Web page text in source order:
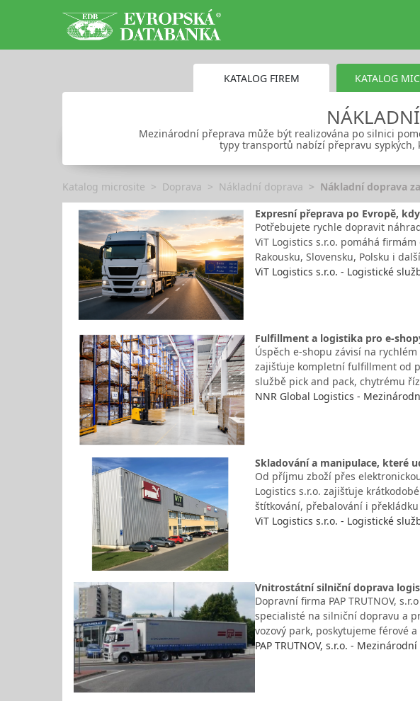
KATALOG FIREM KATALOG
Mezinárodní přeprava může být realizována po silnici
typy transportů nabízí přepravu sypkých,
Katalog microsite Doprava Nákladní doprava Nákladní doprava
Expresní přeprava po Evropě,
Potřebujete rychle dopravit
ViT Logistics s.r.o. pomáhá
Rakousku, Slovensku, Polsku i
ViT Logistics s.r.o. - Logistické
Fulfillment a logistika pro e-
Úspěch e-shopu závisí na
zajišťuje kompletní fulfillment od
službě pick and pack, chytrému
NNR Global Logistics -
Skladování a manipulace, které
Od příjmu zboží přes
Logistics s.r.o. zajišťuje
štítkování, přebalování i
ViT Logistics s.r.o. - Logistické
Vnitrostátní silniční doprava
Dopravní firma PAP TRUTNOV,
specialisté na silniční dopravu a
vozový park, poskytujeme férové
PAP TRUTNOV, s.r.o. -